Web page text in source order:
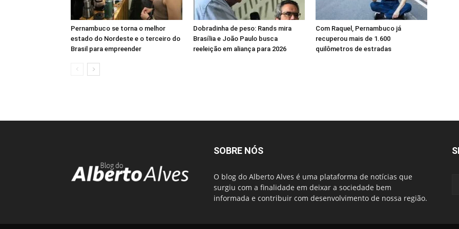
Pernambuco se torna o melhor
estado do Nordeste e o terceiro do
Brasil para empreender
Dobradinha de peso: Rands mira
Brasília e João Paulo busca
reeleição em aliança para 2026
Com Raquel, Pernambuco já
recuperou mais de 1.600
quilômetros de estradas
SOBRE NÓS
O blog do Alberto Alves é uma plataforma de notícias que
surgiu com a finalidade em deixar a sociedade bem
informada e contribuir com desenvolvimento de nossa região.